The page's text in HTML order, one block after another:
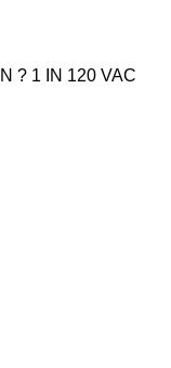
? 1 IN 120 VAC